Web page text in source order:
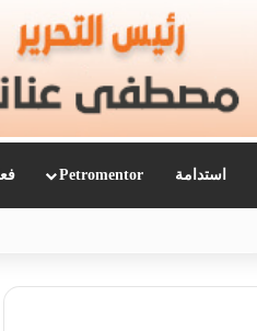
استدامة Petromentor